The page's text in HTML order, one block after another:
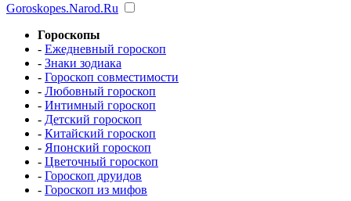
Goroskopes.Narod.Ru
Гороскопы
- Ежедневный гороскоп
- Знаки зодиака
- Гороскоп совместимости
- Любовный гороскоп
- Интимный гороскоп
- Детский гороскоп
- Китайский гороскоп
- Японский гороскоп
- Цветочный гороскоп
- Гороскоп друидов
- Гороскоп из мифов